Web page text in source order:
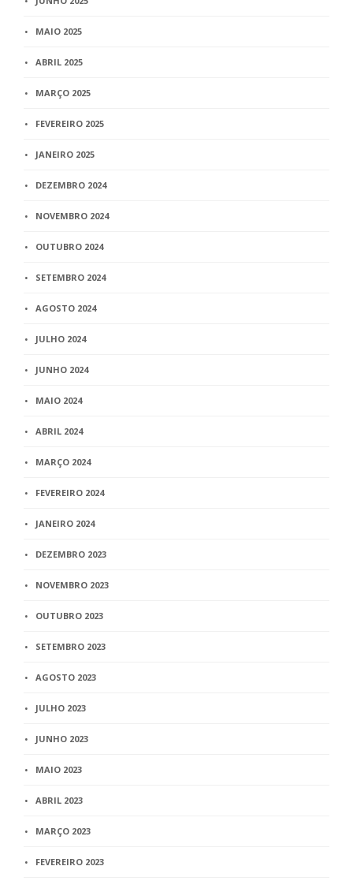
MAIO 2025
ABRIL 2025
MARÇO 2025
FEVEREIRO 2025
JANEIRO 2025
DEZEMBRO 2024
NOVEMBRO 2024
OUTUBRO 2024
SETEMBRO 2024
AGOSTO 2024
JULHO 2024
JUNHO 2024
MAIO 2024
ABRIL 2024
MARÇO 2024
FEVEREIRO 2024
JANEIRO 2024
DEZEMBRO 2023
NOVEMBRO 2023
OUTUBRO 2023
SETEMBRO 2023
AGOSTO 2023
JULHO 2023
JUNHO 2023
MAIO 2023
ABRIL 2023
MARÇO 2023
FEVEREIRO 2023